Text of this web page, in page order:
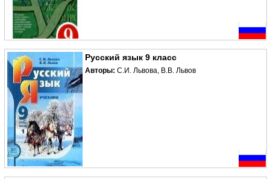
Русский язык 9 класс
Авторы: С.И. Львова, В.В. Львов